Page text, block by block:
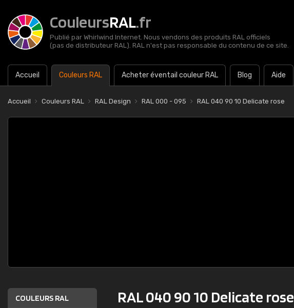
CouleursRAL.fr
Publié par Whirlwind Internet. Nous vendons des produits RAL officiels
(pas de distributeur RAL). RAL n'est pas responsable du contenu de ce site.
Accueil Couleurs RAL Acheter éventail couleur RAL Blog Aide
Accueil Couleurs RAL RAL Design RAL 000 - 095 RAL 040 90 10 Delicate rose
COULEURS RAL RAL 040 90 10 Delicate rose